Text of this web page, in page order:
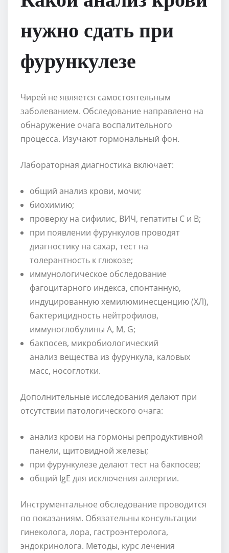
нужно сдать при
фурункулезе
Чирей не является самостоятельным
заболеванием. Обследование направлено на
обнаружение очага воспалительного
процесса. Изучают гормональный фон.
Лабораторная диагностика включает:
общий анализ крови, мочи;
биохимию;
проверку на сифилис, ВИЧ, гепатиты C и B;
при появлении фурункулов проводят
диагностику на сахар, тест на
толерантность к глюкозе;
иммунологическое обследование
фагоцитарного индекса, спонтанную,
индуцированную хемилюминесценцию (ХЛ),
бактерицидность нейтрофилов,
иммуноглобулины A, M, G;
бакпосев, микробиологический
анализ вещества из фурункула, каловых
масс, носоглотки.
Дополнительные исследования делают при
отсутствии патологического очага:
анализ крови на гормоны репродуктивной
панели, щитовидной железы;
при фурункулезе делают тест на бакпосев;
общий IgE для исключения аллергии.
Инструментальное обследование проводится
по показаниям. Обязательны консультации
гинеколога, лора, гастроэнтеролога,
эндокринолога. Методы, курс лечения